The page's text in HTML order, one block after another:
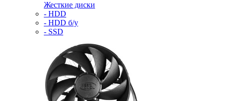
Жесткие диски
- HDD
- HDD б/у
- SSD